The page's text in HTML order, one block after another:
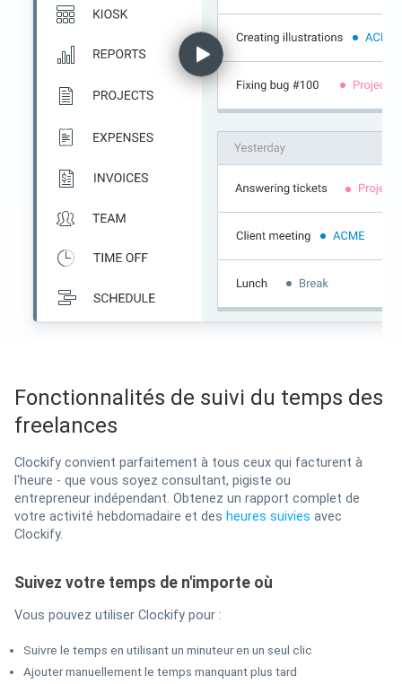
Fonctionnalités de suivi du temps des
freelances
Clockify convient parfaitement à tous ceux qui facturent à
l'heure - que vous soyez consultant, pigiste ou
entrepreneur indépendant. Obtenez un rapport complet de
votre activité hebdomadaire et des heures suivies avec
Clockify.
Suivez votre temps de n'importe où
Vous pouvez utiliser Clockify pour :
Suivre le temps en utilisant un minuteur en un seul clic
Ajouter manuellement le temps manquant plus tard